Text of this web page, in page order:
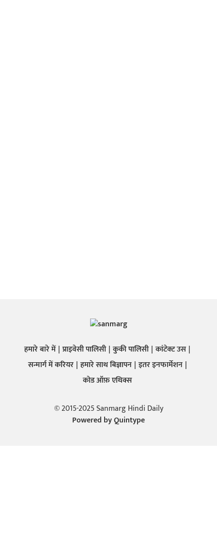
हमारे बारे में प्राइवेसी पालिसी कुकी पालिसी कांटेक्ट उस
सन्मार्ग में करियर हमारे साथ बिज्ञापन इतर इनफार्मेशन
कोड ऑफ़ एथिक्स
© 2015-2025 Sanmarg Hindi Daily
Powered byQuintype